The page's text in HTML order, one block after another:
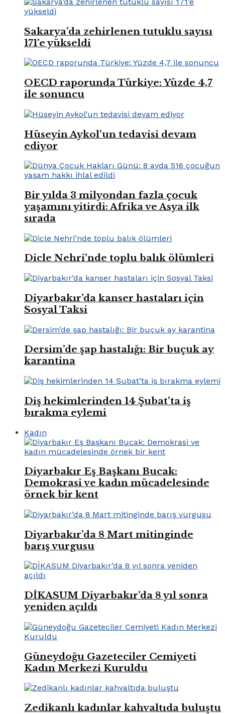
Sakarya’da zehirlenen tutuklu sayısı
171’e yükseldi
OECD raporunda Türkiye: Yüzde 4,7
ile sonuncu
Hüseyin Aykol’un tedavisi devam
ediyor
Bir yılda 3 milyondan fazla çocuk
yaşamını yitirdi: Afrika ve Asya ilk
sırada
Dicle Nehri’nde toplu balık ölümleri
Diyarbakır’da kanser hastaları için
Sosyal Taksi
Dersim’de şap hastalığı: Bir buçuk ay
karantina
Diş hekimlerinden 14 Şubat’ta iş
bırakma eylemi
Kadın
Diyarbakır Eş Başkanı Bucak:
Demokrasi ve kadın mücadelesinde
örnek bir kent
Diyarbakır’da 8 Mart mitinginde
barış vurgusu
DİKASUM Diyarbakır’da 8 yıl sonra
yeniden açıldı
Güneydoğu Gazeteciler Cemiyeti
Kadın Merkezi Kuruldu
Zedikanlı kadınlar kahvaltıda buluştu